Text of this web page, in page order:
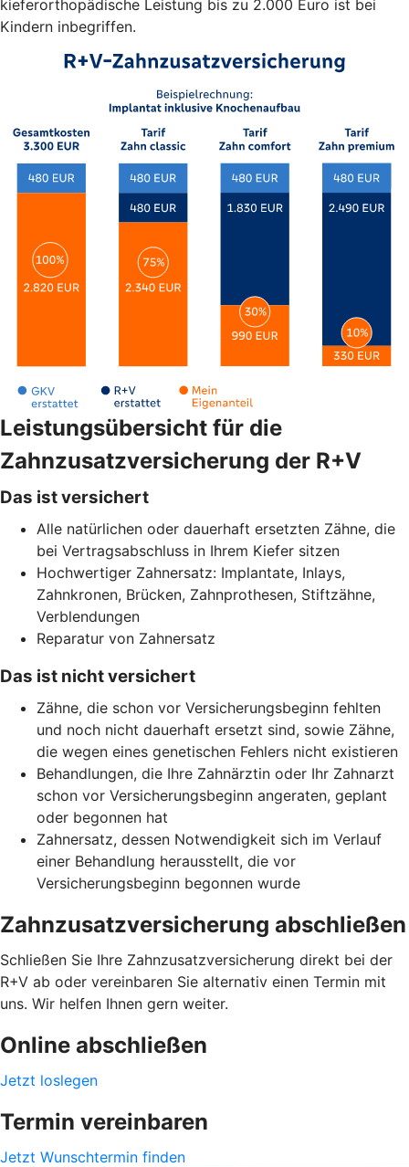
kieferorthopädische Leistung bis zu 2.000 Euro ist bei
Kindern inbegriffen.
Leistungsübersicht für die
Zahnzusatzversicherung der R+V
Das ist versichert
Alle natürlichen oder dauerhaft ersetzten Zähne, die
bei Vertragsabschluss in Ihrem Kiefer sitzen
Hochwertiger Zahnersatz: Implantate, Inlays,
Zahnkronen, Brücken, Zahnprothesen, Stiftzähne,
Verblendungen
Reparatur von Zahnersatz
Das ist nicht versichert
Zähne, die schon vor Versicherungsbeginn fehlten
und noch nicht dauerhaft ersetzt sind, sowie Zähne,
die wegen eines genetischen Fehlers nicht existieren
Behandlungen, die Ihre Zahnärztin oder Ihr Zahnarzt
schon vor Versicherungsbeginn angeraten, geplant
oder begonnen hat
Zahnersatz, dessen Notwendigkeit sich im Verlauf
einer Behandlung herausstellt, die vor
Versicherungsbeginn begonnen wurde
Zahnzusatzversicherung abschließen
Schließen Sie Ihre Zahnzusatzversicherung direkt bei der
R+V ab oder vereinbaren Sie alternativ einen Termin mit
uns. Wir helfen Ihnen gern weiter.
Online abschließen
Jetzt loslegen
Termin vereinbaren
Jetzt Wunschtermin finden